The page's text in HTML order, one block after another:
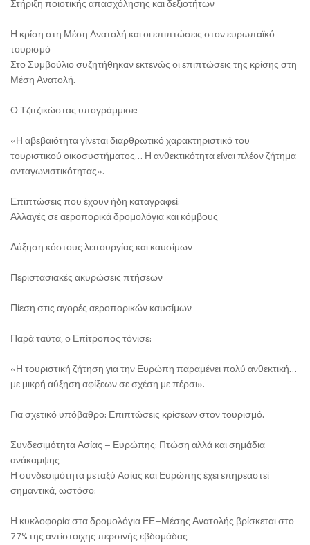
Στήριξη ποιοτικής απασχόλησης και δεξιοτήτων
Η κρίση στη Μέση Ανατολή και οι επιπτώσεις στον ευρωπαϊκό
τουρισμό
Στο Συμβούλιο συζητήθηκαν εκτενώς οι επιπτώσεις της κρίσης στη
Μέση Ανατολή.
Ο Τζιτζικώστας υπογράμμισε:
«Η αβεβαιότητα γίνεται διαρθρωτικό χαρακτηριστικό του
τουριστικού οικοσυστήματος… Η ανθεκτικότητα είναι πλέον ζήτημα
ανταγωνιστικότητας».
Επιπτώσεις που έχουν ήδη καταγραφεί:
Αλλαγές σε αεροπορικά δρομολόγια και κόμβους
Αύξηση κόστους λειτουργίας και καυσίμων
Περιστασιακές ακυρώσεις πτήσεων
Πίεση στις αγορές αεροπορικών καυσίμων
Παρά ταύτα, ο Επίτροπος τόνισε:
«Η τουριστική ζήτηση για την Ευρώπη παραμένει πολύ ανθεκτική…
με μικρή αύξηση αφίξεων σε σχέση με πέρσι».
Για σχετικό υπόβαθρο: Επιπτώσεις κρίσεων στον τουρισμό.
Συνδεσιμότητα Ασίας – Ευρώπης: Πτώση αλλά και σημάδια
ανάκαμψης
Η συνδεσιμότητα μεταξύ Ασίας και Ευρώπης έχει επηρεαστεί
σημαντικά, ωστόσο:
Η κυκλοφορία στα δρομολόγια ΕΕ–Μέσης Ανατολής βρίσκεται στο
77% της αντίστοιχης περσινής εβδομάδας